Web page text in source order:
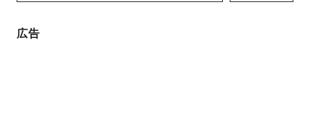
広告